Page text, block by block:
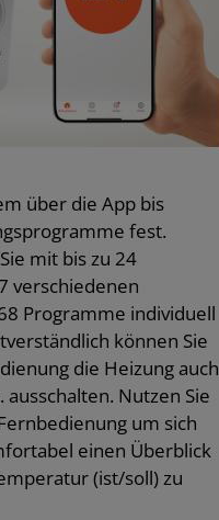
über die App bis
fest.
mit bis zu 24
verschiedenen
Programme individuell
können Sie
die Heizung auch
ausschalten. Nutzen Sie
um sich
einen Überblick
(ist/soll) zu